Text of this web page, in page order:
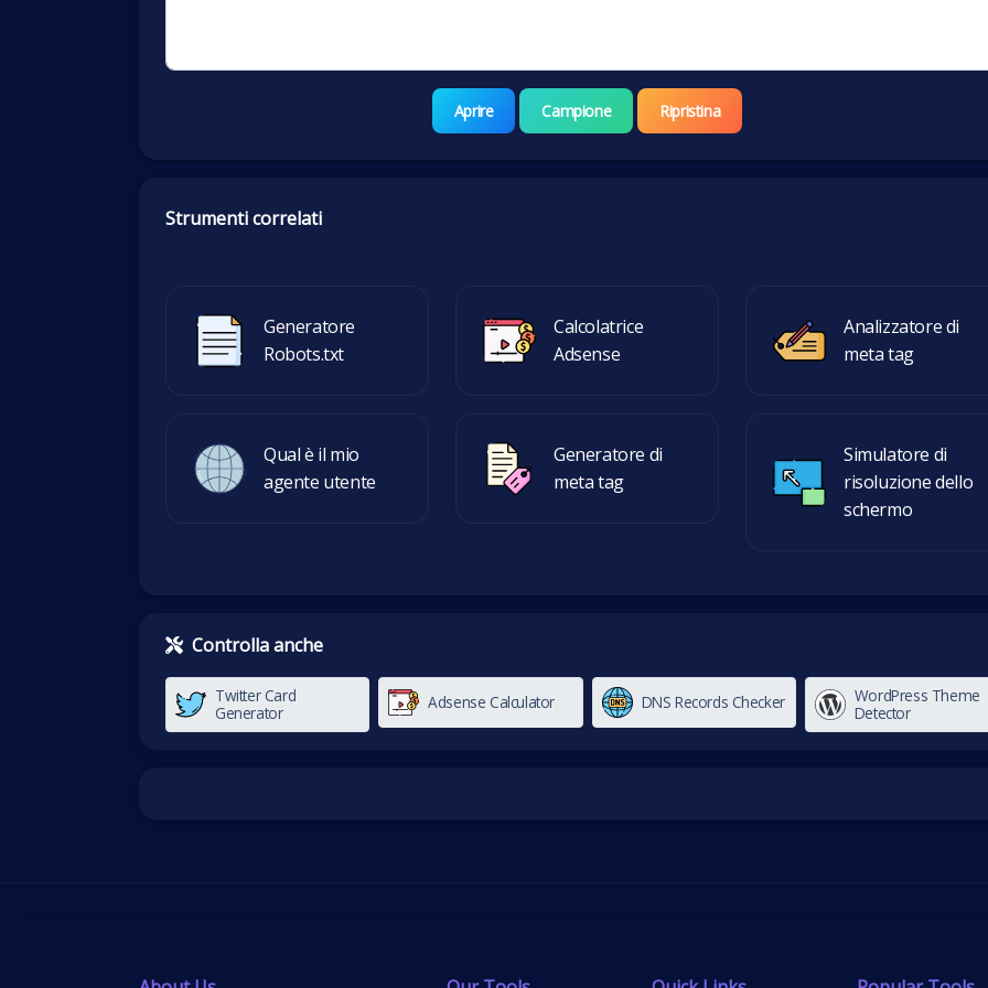
Aprire Campione Ripristina
Strumenti correlati
Generatore
Robots.txt
Calcolatrice
Adsense
Analizzatore di
meta tag
Qual è il mio
agente utente
Generatore di
meta tag
Simulatore di
risoluzione dello
schermo
Controlla anche
Twitter Card
Generator
Adsense Calculator DNS Records Checker
WordPress Theme
Detector